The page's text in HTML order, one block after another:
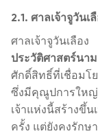
2.1. ศาลเจ้าจูวันเ
ศาลเจ้าจูวัน
ประวัติศาสตร์นา
ศักดิ์สิทธิ์ที่เชื่อมโ
ซึ่งมีคุณูปการให
เจ้าแห่งนี้สร้างขึ้
ครั้ง แต่ยังคงรักษ